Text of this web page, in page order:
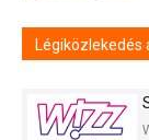
Légiközlekedés